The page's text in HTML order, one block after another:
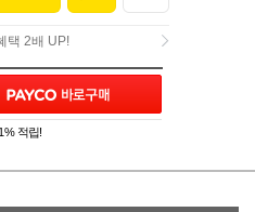
택 2배 UP!
택 2배 UP!
적립!